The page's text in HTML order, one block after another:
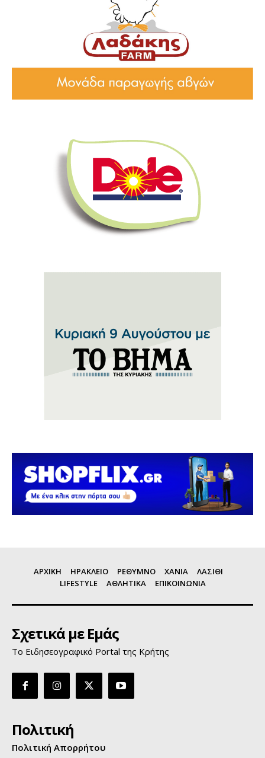
ΑΡΧΙΚΗ ΗΡΑΚΛΕΙΟ ΡΕΘΥΜΝΟ ΧΑΝΙΑ
ΛΑΣΙΘΙ
LIFESTYLE
ΑΘΛΗΤΙΚΑ ΕΠΙΚΟΙΝΩΝΙΑ
Σχετικά με Εμάς
Το Ειδησεογραφικό Portal της Κρήτης
Πολιτική
Πολιτική Απορρήτου